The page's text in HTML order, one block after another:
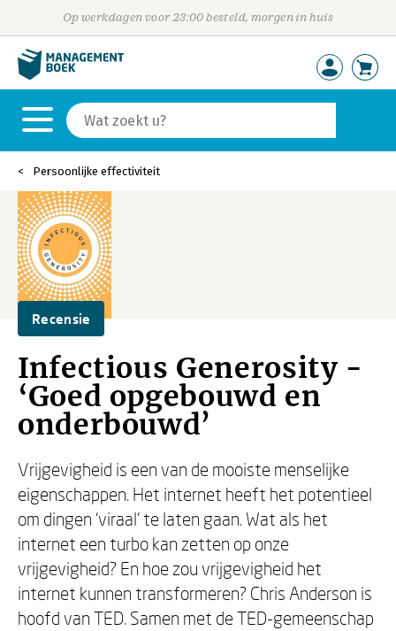
Op werkdagen voor 23:00 besteld, morgen in huis
Persoonlijke effectiviteit
Recensie
Infectious Generosity -
‘Goed opgebouwd en
onderbouwd’
Vrijgevigheid is een van de mooiste menselijke
eigenschappen. Het internet heeft het potentieel
om dingen ‘viraal’ te laten gaan. Wat als het
internet een turbo kan zetten op onze
vrijgevigheid? En hoe zou vrijgevigheid het
internet kunnen transformeren? Chris Anderson is
hoofd van TED. Samen met de TED-gemeenschap